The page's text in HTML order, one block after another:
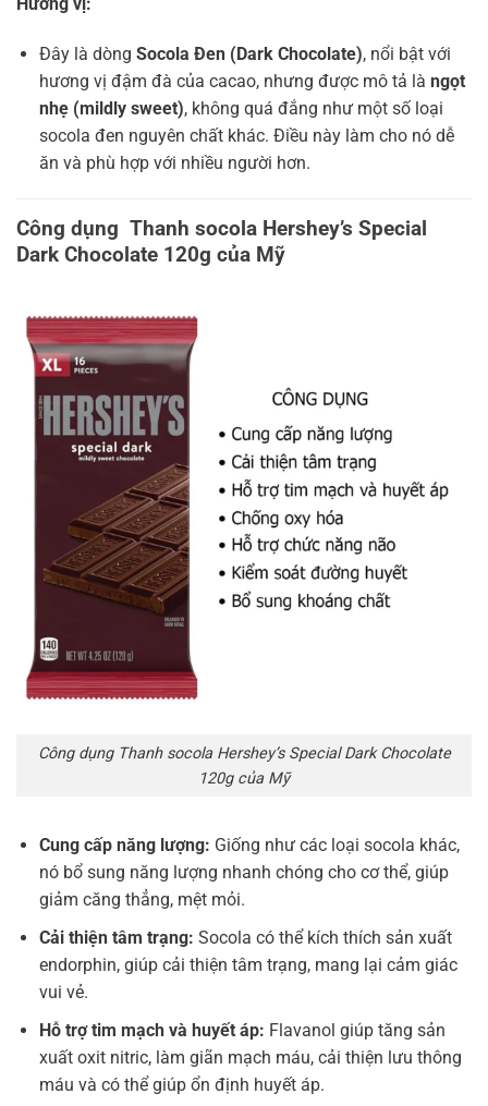
Đây là dòng Socola Đen (Dark Chocolate), nổi bật với
hương vị đậm đà của cacao, nhưng được mô tả là ngọt
nhẹ (mildly sweet), không quá đắng như một số loại
socola đen nguyên chất khác. Điều này làm cho nó dễ
ăn và phù hợp với nhiều người hơn.
Công dụng Thanh socola Hershey’s Special
Dark Chocolate 120g của Mỹ
Công dụng Thanh socola Hershey’s Special Dark Chocolate
120g của Mỹ
Cung cấp năng lượng: Giống như các loại socola khác,
nó bổ sung năng lượng nhanh chóng cho cơ thể, giúp
giảm căng thẳng, mệt mỏi.
Cải thiện tâm trạng: Socola có thể kích thích sản xuất
endorphin, giúp cải thiện tâm trạng, mang lại cảm giác
vui vẻ.
Hỗ trợ tim mạch và huyết áp: Flavanol giúp tăng sản
xuất oxit nitric, làm giãn mạch máu, cải thiện lưu thông
máu và có thể giúp ổn định huyết áp.